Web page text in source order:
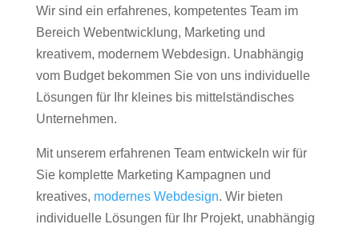
Wir sind ein erfahrenes, kompetentes Team im
Bereich Webentwicklung, Marketing und
kreativem, modernem Webdesign. Unabhängig
vom Budget bekommen Sie von uns individuelle
Lösungen für Ihr kleines bis mittelständisches
Unternehmen.
Mit unserem erfahrenen Team entwickeln wir für
Sie komplette Marketing Kampagnen und
kreatives, modernes Webdesign. Wir bieten
individuelle Lösungen für Ihr Projekt, unabhängig